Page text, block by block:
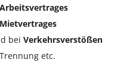
Arbeitsvertrages
Mietvertrages
bei Verkehrsverstößen
etc.